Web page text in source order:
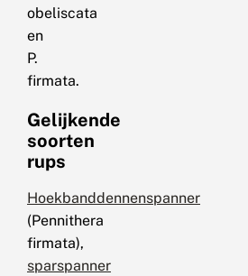
obeliscata
en
P.
firmata.
Gelijkende
soorten
rups
Hoekbanddennenspanner
(Pennithera
firmata),
sparspanner